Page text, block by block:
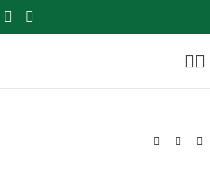
📲3341056025 - 3886572748